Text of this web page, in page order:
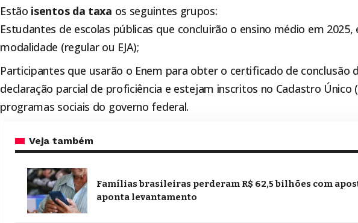
Estão isentos da taxa os seguintes grupos:
Estudantes de escolas públicas que concluirão o ensino médio em
modalidade (regular ou EJA);
Participantes que usarão o Enem para obter o certificado de conclusão
declaração parcial de proficiência e estejam inscritos no Cadastro Único
programas sociais do governo federal.
Veja também
Famílias brasileiras perderam R$ 62,5 bilhões com
aponta levantamento